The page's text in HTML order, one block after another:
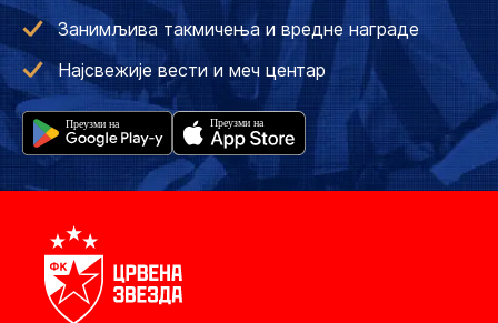
Занимљива такмичења и вредне награде
Најсвежије вести и меч центар